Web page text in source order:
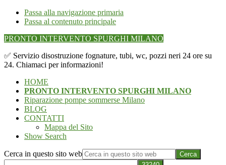
Passa alla navigazione primaria
Passa al contenuto principale
PRONTO INTERVENTO SPURGHI MILANO
✅ Servizio disostruzione fognature, tubi, wc, pozzi neri 24 ore su
24. Chiamaci per informazioni!
HOME
PRONTO INTERVENTO SPURGHI MILANO
Riparazione pompe sommerse Milano
BLOG
CONTATTI
Mappa del Sito
Show Search
Cerca in questo sito web